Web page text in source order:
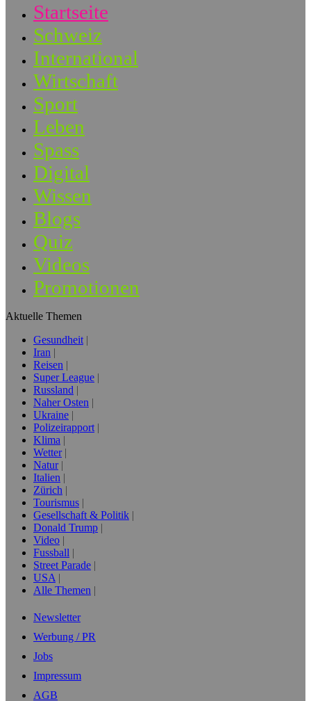
Startseite
Schweiz
International
Wirtschaft
Sport
Leben
Spass
Digital
Wissen
Blogs
Quiz
Videos
Promotionen
Aktuelle Themen
Gesundheit
Iran
Reisen
Super League
Russland
Naher Osten
Ukraine
Polizeirapport
Klima
Wetter
Natur
Italien
Zürich
Tourismus
Gesellschaft & Politik
Donald Trump
Video
Fussball
Street Parade
USA
Alle Themen
Newsletter
Werbung / PR
Jobs
Impressum
AGB